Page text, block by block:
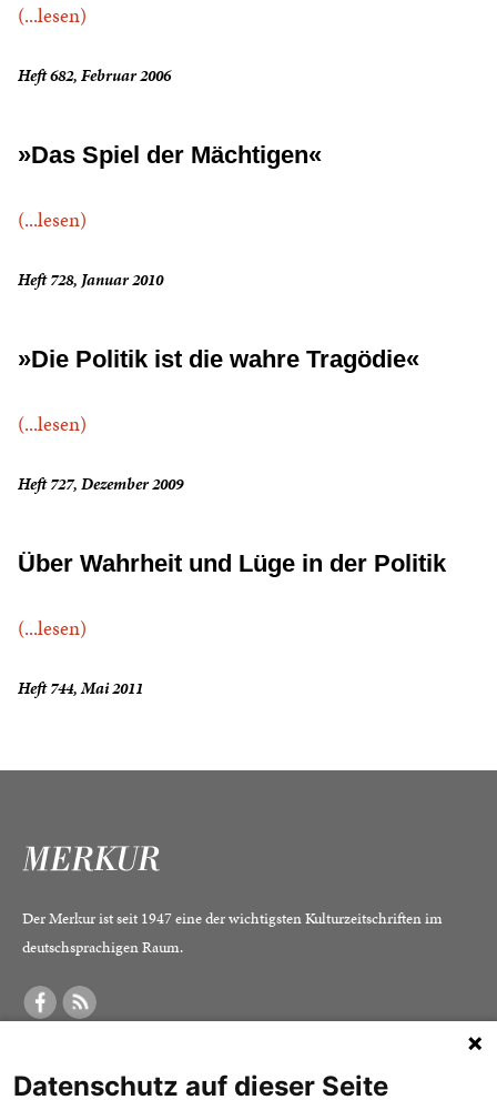
(...lesen)
Heft 682, Februar 2006
»Das Spiel der Mächtigen«
(...lesen)
Heft 728, Januar 2010
»Die Politik ist die wahre Tragödie«
(...lesen)
Heft 727, Dezember 2009
Über Wahrheit und Lüge in der Politik
(...lesen)
Heft 744, Mai 2011
Der Merkur ist seit 1947 eine der wichtigsten Kulturzeitschriften im
deutschsprachigen Raum.
Was ist der Merkur? Alle Abos im Überblick Impressum
Datenschutz auf dieser Seite